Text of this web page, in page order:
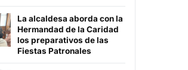
La alcaldesa aborda con la
Hermandad de la Caridad
los preparativos de las
Fiestas Patronales